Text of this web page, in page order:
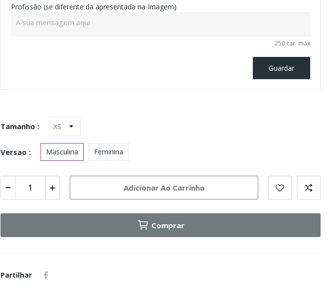
Profissão (se diferente da apresentada na Imagem)
250 car. máx
Guardar
Tamanho :
Versao : Masculina Feminina
Adicionar Ao Carrinho
Comprar
Partilhar